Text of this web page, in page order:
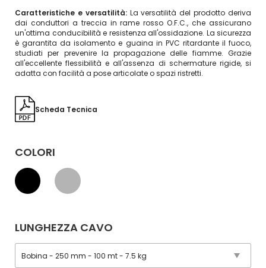
Caratteristiche e versatilità: La versatilità del prodotto deriva
dai conduttori a treccia in rame rosso O.F.C., che assicurano
un'ottima conducibilità e resistenza all'ossidazione. La sicurezza
è garantita da isolamento e guaina in PVC ritardante il fuoco,
studiati per prevenire la propagazione delle fiamme. Grazie
all'eccellente flessibilità e all'assenza di schermature rigide, si
adatta con facilità a pose articolate o spazi ristretti.
Scheda Tecnica
COLORI
LUNGHEZZA CAVO